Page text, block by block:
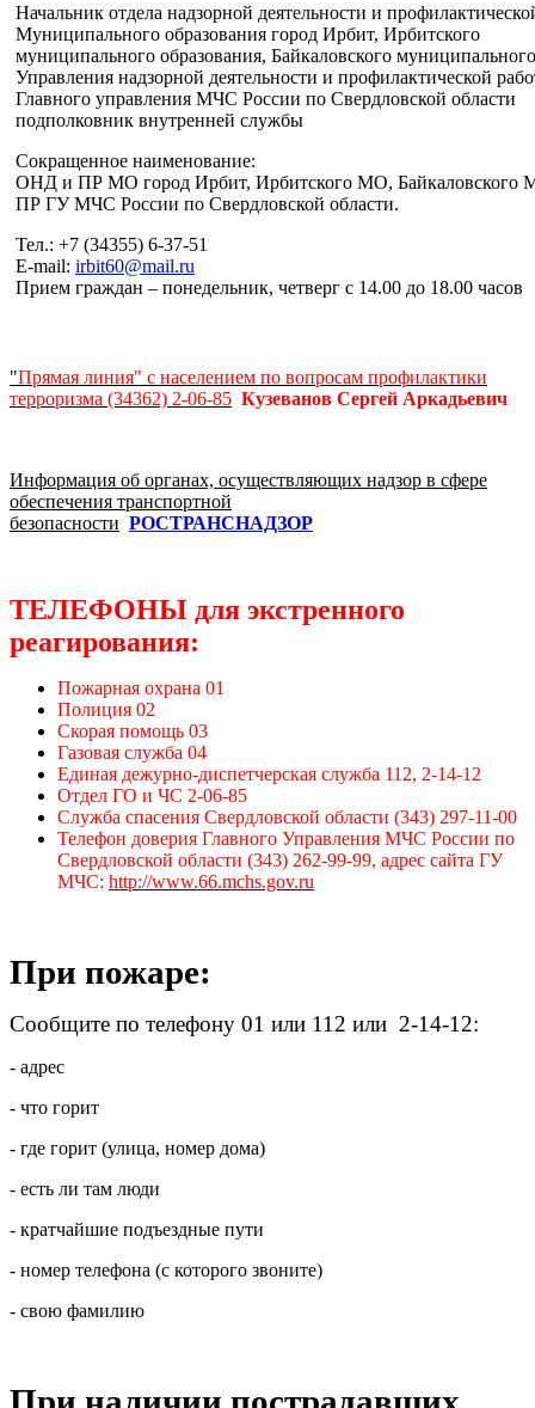
Начальник отдела надзорной деятельности и
Муниципального образования город Ирбит, Ирбитского
муниципального образования, Байкаловского
Управления надзорной деятельности и профилактической
Главного управления МЧС России по Свердловской области
подполковник внутренней службы
Сокращенное наименование:
ОНД и ПР МО город Ирбит, Ирбитского МО,
ПР ГУ МЧС России по Свердловской области.
Тел.: +7 (34355) 6-37-51
E-mail: irbit60@mail.ru
Прием граждан – понедельник, четверг с 14.00 до 18.00 часов
"Прямая линия" с населением по вопросам профилактики
терроризма (34362) 2-06-85 Кузеванов Сергей Аркадьевич
Информация об органах, осуществляющих надзор в сфере
обеспечения транспортной
безопасности РОСТРАНСНАДЗОР
ТЕЛЕФОНЫ для экстренного
реагирования:
Пожарная охрана 01
Полиция 02
Скорая помощь 03
Газовая служба 04
Единая дежурно-диспетчерская служба 112, 2-14-12
Отдел ГО и ЧС 2-06-85
Служба спасения Свердловской области (343) 297-11-00
Телефон доверия Главного Управления МЧС России по
Свердловской области (343) 262-99-99, адрес сайта ГУ
МЧС: http://www.66.mchs.gov.ru
При пожаре:
Сообщите по телефону 01 или 112 или 2-14-12:
- адрес
- что горит
- где горит (улица, номер дома)
- есть ли там люди
- кратчайшие подъездные пути
- номер телефона (с которого звоните)
- свою фамилию